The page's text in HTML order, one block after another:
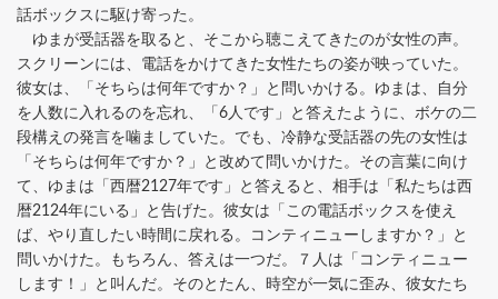
話ボックスに駆け寄った。
ゆまが受話器を取ると、そこから聴こえてきたのが女性の声。
スクリーンには、電話をかけてきた女性たちの姿が映っていた。
彼女は、「そちらは何年ですか？」と問いかける。ゆまは、自分
を人数に入れるのを忘れ、「6人です」と答えたように、ボケの二
段構えの発言を噛ましていた。でも、冷静な受話器の先の女性は
「そちらは何年ですか？」と改めて問いかけた。その言葉に向け
て、ゆまは「西暦2127年です」と答えると、相手は「私たちは西
暦2124年にいる」と告げた。彼女は「この電話ボックスを使え
ば、やり直したい時間に戻れる。コンティニューしますか？」と
問いかけた。もちろん、答えは一つだ。７人は「コンティニュー
します！」と叫んだ。そのとたん、時空が一気に歪み、彼女たち